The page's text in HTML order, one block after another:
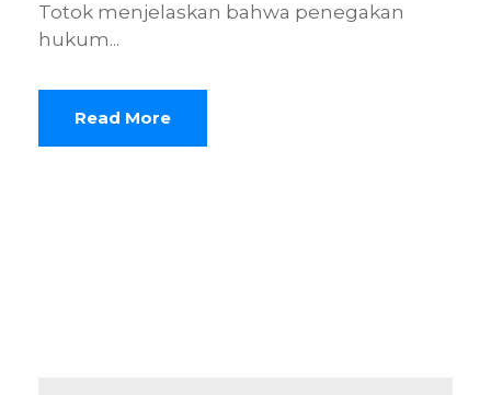
Totok menjelaskan bahwa penegakan
hukum...
Read More